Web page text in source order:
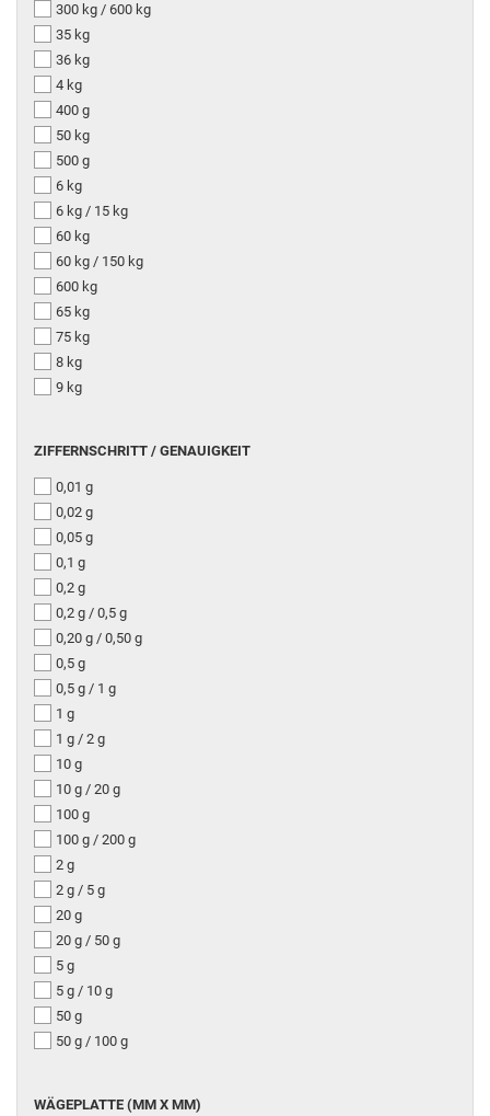
300 kg / 600 kg
35 kg
36 kg
4 kg
400 g
50 kg
500 g
6 kg
6 kg / 15 kg
60 kg
60 kg / 150 kg
600 kg
65 kg
75 kg
8 kg
9 kg
ZIFFERNSCHRITT / GENAUIGKEIT
0,01 g
0,02 g
0,05 g
0,1 g
0,2 g
0,2 g / 0,5 g
0,20 g / 0,50 g
0,5 g
0,5 g / 1 g
1 g
1 g / 2 g
10 g
10 g / 20 g
100 g
100 g / 200 g
2 g
2 g / 5 g
20 g
20 g / 50 g
5 g
5 g / 10 g
50 g
50 g / 100 g
WÄGEPLATTE (MM X MM)